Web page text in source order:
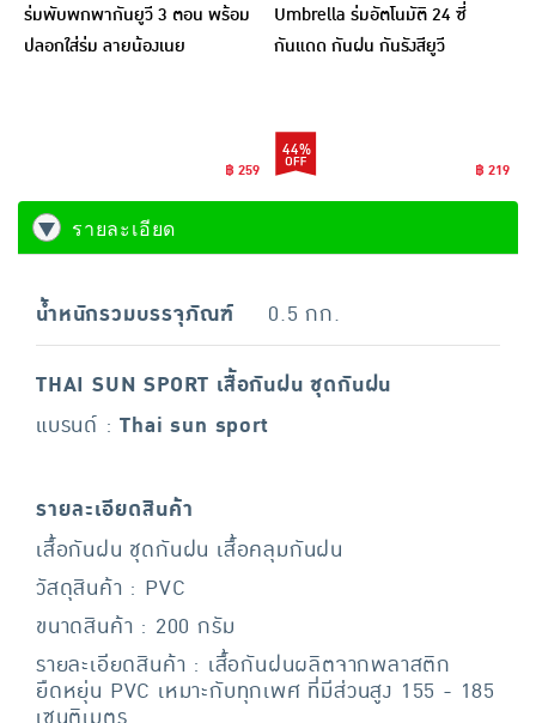
ร่มพับพกพากันยูวี 3 ตอน พร้อม
ปลอกใส่ร่ม ลายน้องเนย
฿ 259
Umbrella ร่มอัตโนมัติ 24 ซี่
กันแดด กันฝน กันรังสียูวี
44%
฿ 219
รายละเอียด
น้ำหนักรวมบรรจุภัณฑ์ 0.5 กก.
THAI SUN SPORT เสื้อกันฝน ชุดกันฝน
แบรนด์ :Thai sun sport
รายละเอียดสินค้า
เสื้อกันฝน ชุดกันฝน เสื้อคลุมกันฝน
วัสดุสินค้า : PVC
ขนาดสินค้า : 200 กรัม
รายละเอียดสินค้า : เสื้อกันฝนผลิตจากพลาสติก
ยืดหยุ่น PVC เหมาะกับทุกเพศ ที่มีส่วนสูง 155 - 185